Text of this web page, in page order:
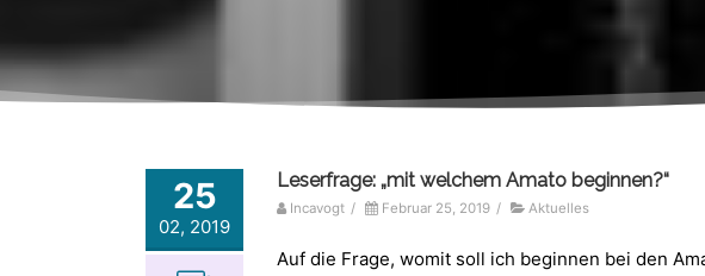
25
02, 2019
Leserfrage: „mit welchem Amato beginnen?“
Incavogt / Februar 25, 2019 / Aktuelles
Auf die Frage, womit soll ich beginnen bei den